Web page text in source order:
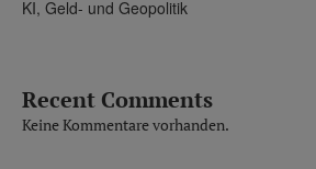
KI, Geld- und Geopolitik
Recent Comments
Keine Kommentare vorhanden.